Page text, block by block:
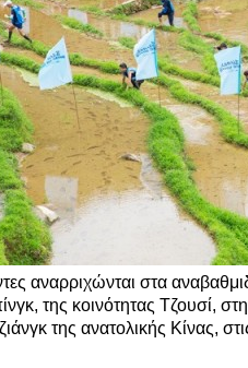
αναρριχώνται στα
της κοινότητας Τζουσί,
της ανατολικής Κίνας,